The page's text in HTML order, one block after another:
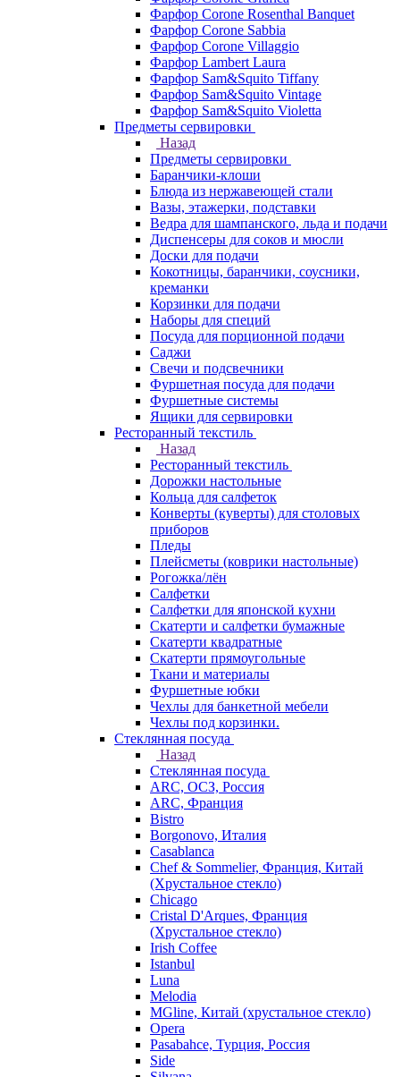
Фарфор Corone Rosenthal Banquet
Фарфор Corone Sabbia
Фарфор Corone Villaggio
Фарфор Lambert Laura
Фарфор Sam&Squito Tiffany
Фарфор Sam&Squito Vintage
Фарфор Sam&Squito Violetta
Предметы сервировки
Назад
Предметы сервировки
Баранчики-клоши
Блюда из нержавеющей стали
Вазы, этажерки, подставки
Ведра для шампанского, льда и подачи
Диспенсеры для соков и мюсли
Доски для подачи
Кокотницы, баранчики, соусники,
креманки
Корзинки для подачи
Наборы для специй
Посуда для порционной подачи
Саджи
Свечи и подсвечники
Фуршетная посуда для подачи
Фуршетные системы
Ящики для сервировки
Ресторанный текстиль
Назад
Ресторанный текстиль
Дорожки настольные
Кольца для салфеток
Конверты (куверты) для столовых
приборов
Пледы
Плейсметы (коврики настольные)
Рогожка/лён
Салфетки
Салфетки для японской кухни
Скатерти и салфетки бумажные
Скатерти квадратные
Скатерти прямоугольные
Ткани и материалы
Фуршетные юбки
Чехлы для банкетной мебели
Чехлы под корзинки.
Стеклянная посуда
Назад
Стеклянная посуда
ARC, ОСЗ, Россия
ARC, Франция
Bistro
Borgonovo, Италия
Casablanca
Chef & Sommelier, Франция, Китай
(Хрустальное стекло)
Chicago
Cristal D'Arques, Франция
(Хрустальное стекло)
Irish Coffee
Istanbul
Luna
Melodia
MGline, Китай (хрустальное стекло)
Opera
Pasabahce, Турция, Россия
Side